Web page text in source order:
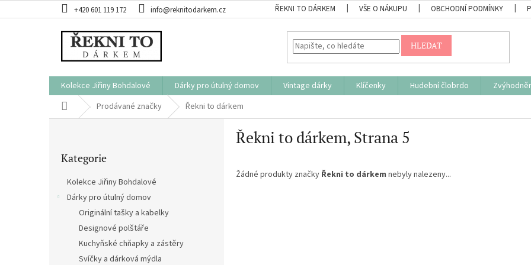
na
+420 601 119 172 info@reknitodarkem.cz ŘEKNI TO DÁRKEM VŠE O NÁKUPU OBCHODNÍ PODMÍNKY
HLEDAT
Kolekce Jiřiny Bohdalové Dárky pro útulný domov Vintage dárky Klíčenky Hudební člobrdo
Domů Prodávané značky Řekni to dárkem
kategorie
Kategorie
Kolekce Jiřiny Bohdalové
Dárky pro útulný domov
Originální tašky a kabelky
Designové polštáře
Kuchyňské chňapky a zástěry
Svíčky a dárková mýdla
Řekni to dárkem, Strana 5
Žádné produkty značky Řekni to dárkem nebyly nalezeny...